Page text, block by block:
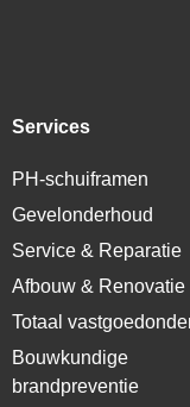
Services
PH-schuiframen
Gevelonderhoud
Service & Reparatie
Afbouw & Renovatie
Totaal
Bouwkundige
brandpreventie